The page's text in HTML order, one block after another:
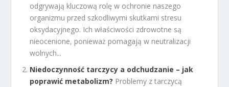
odgrywają kluczową rolę w ochronie naszego
organizmu przed szkodliwymi skutkami stresu
oksydacyjnego. Ich właściwości zdrowotne są
nieocenione, ponieważ pomagają w neutralizacji
wolnych...
Niedoczynność tarczycy a odchudzanie – jak
poprawić metabolizm? Problemy z tarczycą